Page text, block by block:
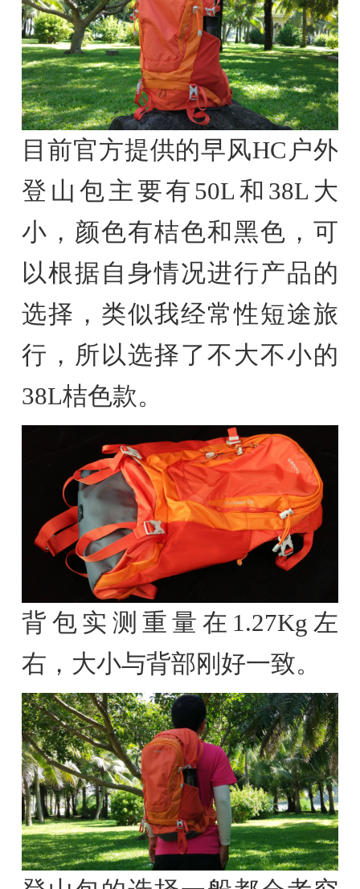
目前官方提供的早风HC户外
登山包主要有50L和38L大
小，颜色有桔色和黑色，可
以根据自身情况进行产品的
选择，类似我经常性短途旅
行，所以选择了不大不小的
38L桔色款。
背包实测重量在1.27Kg左
右，大小与背部刚好一致。